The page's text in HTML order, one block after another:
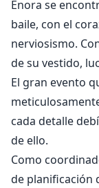
Enora se
baile, con el
nerviosismo.
de su vestido,
El gran evento
cada detalle
de ello.
Como
de planificación